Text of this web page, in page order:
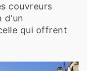
couvreurs
d'un
qui offrent